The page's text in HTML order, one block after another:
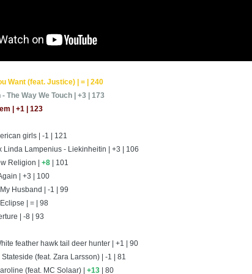
Want (feat. Justice) | = | 240
The Way We Touch | +3 | 173
| +1 | 123
girls | -1 | 121
Linda Lampenius - Liekinheitin | +3 | 106
Religion | +8
| 101
| +3 | 100
Husband | -1 | 99
| = | 98
| -8 | 93
feather hawk tail deer hunter | +1 | 90
(feat. Zara Larsson) | -1 | 81
(feat. MC Solaar) | +13 | 80